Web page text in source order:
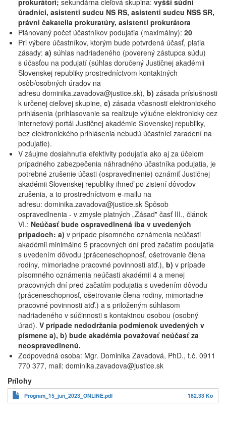
prokurátori; sekundárna cieľová skupina: vyšší súdni
úradníci, asistenti sudcu NS RS, asistenti sudcu NSS SR,
právni čakatelia prokuratúry, asistenti prokurátora
Plánovaný počet účastníkov podujatia (maximálny): 20
Pri výbere účastníkov, ktorým bude potvrdená účasť, platia
zásady: a) súhlas nadriadeného (poverený zástupca súdu)
s účasťou na podujatí (súhlas doručený Justičnej akadémii
Slovenskej republiky prostredníctvom kontaktných
osôb/osobných úradov na
adresu dominika.zavadova@justice.sk), b) zásada príslušnosti
k určenej cieľovej skupine, c) zásada včasnosti elektronického
prihlásenia (prihlasovanie sa realizuje výlučne elektronicky cez
internetový portál Justičnej akadémie Slovenskej republiky,
bez elektronického prihlásenia nebudú účastníci zaradení na
podujatie).
V záujme dosiahnutia efektivity podujatia ako aj za účelom
prípadného zabezpečenia náhradného účastníka podujatia, je
potrebné zrušenie účasti (ospravedlnenie) oznámiť Justičnej
akadémii Slovenskej republiky ihneď po zistení dôvodov
zrušenia, a to prostredníctvom e-mailu na
adresu: dominika.zavadova@justice.sk Spôsob
ospravedlnenia - v zmysle platných „Zásad" časť III., článok
VI.: Neúčasť bude ospravedlnená iba v uvedených
prípadoch: a) v prípade písomného oznámenia neúčasti
akadémii minimálne 5 pracovných dní pred začatím podujatia
s uvedením dôvodu (práceneschopnosť, ošetrovanie člena
rodiny, mimoriadne pracovné povinnosti atď.), b) v prípade
písomného oznámenia neúčasti akadémii 4 a menej
pracovných dní pred začatím podujatia s uvedením dôvodu
(práceneschopnosť, ošetrovanie člena rodiny, mimoriadne
pracovné povinnosti atď.) a s priloženým súhlasom
nadriadeného v súčinnosti s kontaktnou osobou (osobný
úrad). V prípade nedodržania podmienok uvedených v
písmene a), b) bude akadémia považovať neúčasť za
neospravedlnenú.
Zodpovedná osoba: Mgr. Dominika Zavadová, PhD., t.č. 0911
770 377, mail: dominika.zavadova@justice.sk
Prílohy
Program_15_jun_2023_ONLINE.pdf 182.33 Ko